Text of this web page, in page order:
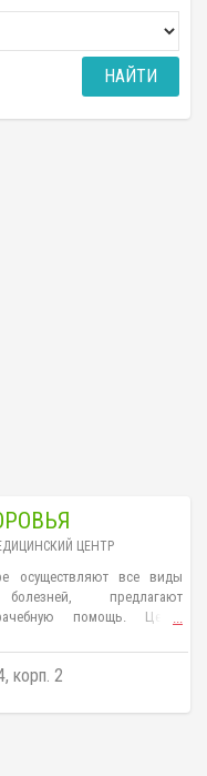
ЦЕНТР
осуществляют все виды
болезней, предлагают
помощь. Центр
терапевта, ревматолога.
записи.
...
корп. 2